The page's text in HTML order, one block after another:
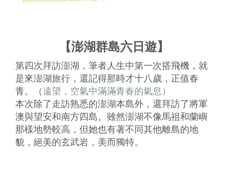
【澎湖群島六日遊】
第四次拜訪澎湖，筆者人生中第一次搭飛機，就
是來澎湖旅行，還記得那時才十八歲，正值春
青。（遠望，空氣中滿滿青春的氣息）
本次除了走訪熟悉的澎湖本島外，還拜訪了將軍
澳與望安和南方四島。雖然澎湖不像馬祖和蘭嶼
那樣地勢較高，但她也有著不同其他離島的地
貌，絕美的玄武岩，美而獨特。